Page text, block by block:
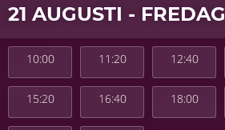
21 AUGUSTI - FREDAG
10:00 11:20 12:40
15:20 16:40 18:00